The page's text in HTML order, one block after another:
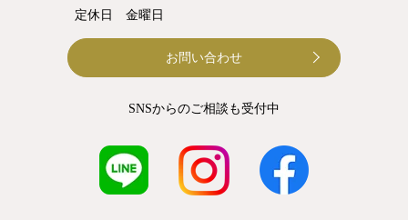
定休日 金曜日
お問い合わせ
SNSからのご相談も受付中